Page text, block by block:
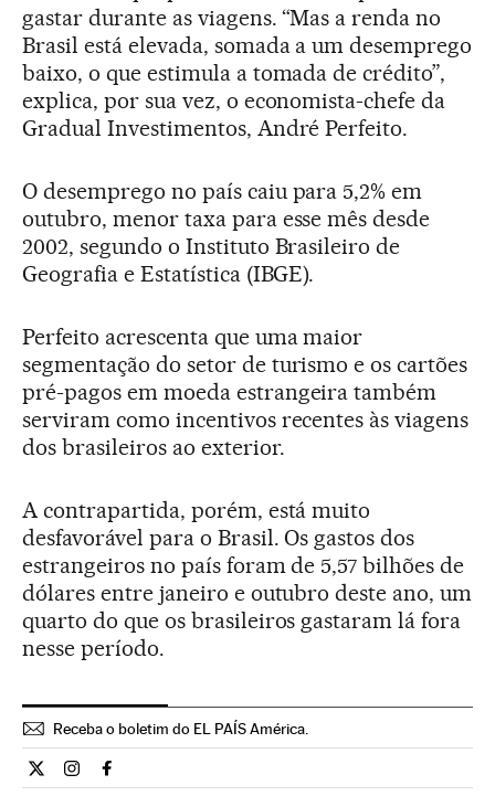
gastar durante as viagens. “Mas a renda no
Brasil está elevada, somada a um desemprego
baixo, o que estimula a tomada de crédito”,
explica, por sua vez, o economista-chefe da
Gradual Investimentos, André Perfeito.
O desemprego no país caiu para 5,2% em
outubro, menor taxa para esse mês desde
2002, segundo o Instituto Brasileiro de
Geografia e Estatística (IBGE).
Perfeito acrescenta que uma maior
segmentação do setor de turismo e os cartões
pré-pagos em moeda estrangeira também
serviram como incentivos recentes às viagens
dos brasileiros ao exterior.
A contrapartida, porém, está muito
desfavorável para o Brasil. Os gastos dos
estrangeiros no país foram de 5,57 bilhões de
dólares entre janeiro e outubro deste ano, um
quarto do que os brasileiros gastaram lá fora
nesse período.
Receba o boletim do EL PAÍS América.
Economia El País Brasil en Twitter
Economia El País Brasil en Instagram
Economia El País Brasil en Facebook